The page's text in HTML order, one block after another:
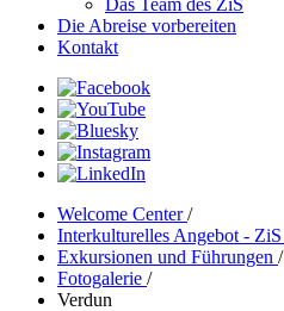
Das Team des ZiS
Die Abreise vorbereiten
Kontakt
Welcome Center/
Interkulturelles Angebot - ZiS
Exkursionen und Führungen /
Fotogalerie /
Verdun